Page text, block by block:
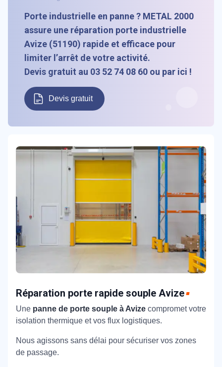
Porte industrielle en panne ? METAL 2000
assure une réparation porte industrielle
Avize (51190) rapide et efficace pour
limiter l’arrêt de votre activité.
Devis gratuit au 03 52 74 08 60 ou par ici !
Devis gratuit
Réparation porte rapide souple Avize
Une panne de porte souple à Avize compromet votre
isolation thermique et vos flux logistiques.
Nous agissons sans délai pour sécuriser vos zones
de passage.